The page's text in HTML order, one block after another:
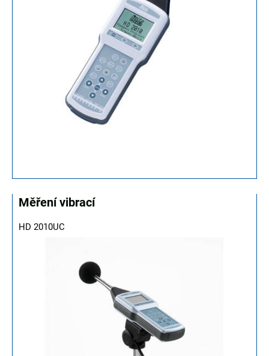
Měření vibrací
HD 2010UC